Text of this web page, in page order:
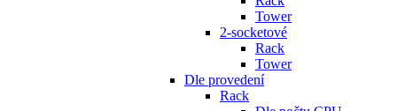
Tower
2-socketové
Rack
Tower
Dle provedení
Rack